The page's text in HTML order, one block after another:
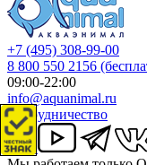
+7 (495) 308-99-00
8 800 550 2156
09:00-22:00
info@aquanimal.ru
Сотрудничество